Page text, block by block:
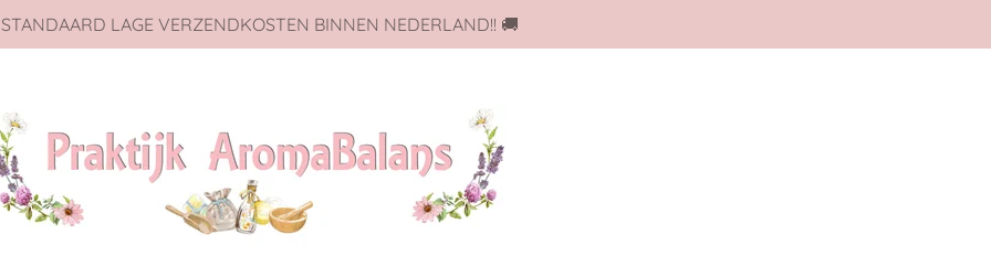
LAGE VERZENDKOSTEN BINNEN NEDERLAND!! 🚚